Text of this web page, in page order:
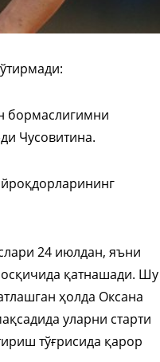
бормаслигимни
Чусовитина.
24 июлдан, яъни
қатнашади. Шу
ҳолда Оксана
уларни старти
тўғрисида қарор